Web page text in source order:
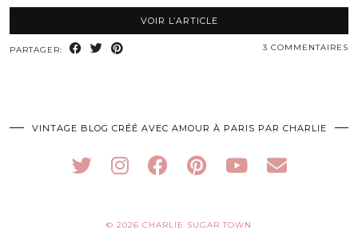
VOIR L’ARTICLE
PARTAGER: 3 COMMENTAIRES
VINTAGE BLOG CRÉÉ AVEC AMOUR À PARIS PAR CHARLIE
© 2026 CHARLIE SUGAR TOWN